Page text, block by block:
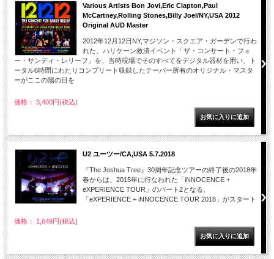
Various Artists Bon Jovi,Eric Clapton,Paul
McCartney,Rolling Stones,Billy Joel/NY,USA 2012
Original AUD Master
2012年12月12日NY,マジソン・スクエア・ガーデンで行わ
れた、ハリケーン救済イベント「ザ・コンサート・フォ
ー・サンディ・レリーフ」を、当時現場でそのすべてをデジタル器材を用い、ト
ータル6時間にわたりコンプリート収録したテーパー所有のオリジナル・マスタ
ーがここの陽の目を
価格： 3,400円(税込)
U2 ユーツー/CA,USA 5.7.2018
『The Joshua Tree』30周年記念ツアーの終了後の2018年
春からは、2015年に行なわれた「iNNOCENCE +
eXPERIENCE TOUR」のパート2となる、
「eXPERIENCE + iNNOCENCE TOUR 2018」がスタート
価格： 1,649円(税込)